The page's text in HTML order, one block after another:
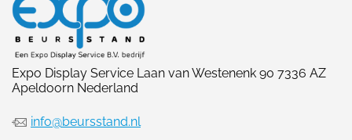
Expo Display Service Laan van Westenenk 90 7336 AZ
Apeldoorn Nederland
info@beursstand.nl